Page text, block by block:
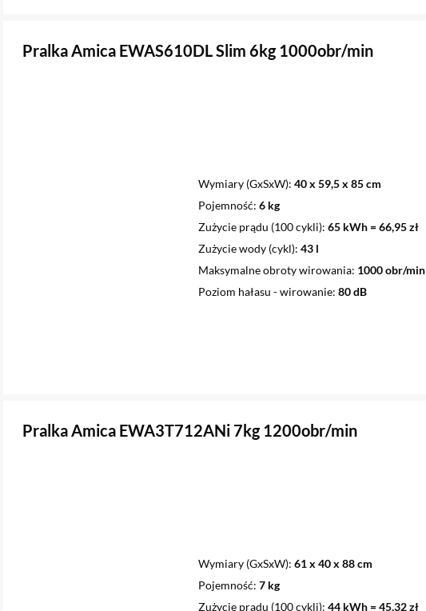
Pralka Amica EWAS610DL Slim 6kg 1000obr/min
Wymiary (GxSxW) 40 x 59,5 x 85 cm
Pojemność 6 kg
Zużycie prądu (100 cykli) 65 kWh = 66,95 zł
Zużycie wody (cykl) 43 l
Maksymalne obroty wirowania 1000 obr/min
Poziom hałasu - wirowanie 80 dB
Pralka Amica EWA3T712ANi 7kg 1200obr/min
Wymiary (GxSxW) 61 x 40 x 88 cm
Pojemność 7 kg
Zużycie prądu (100 cykli) 44 kWh = 45,32 zł